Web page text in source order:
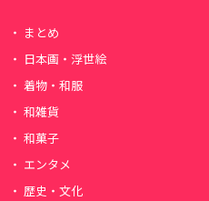
まとめ
日本画・浮世絵
着物・和服
和雑貨
和菓子
エンタメ
歴史・文化